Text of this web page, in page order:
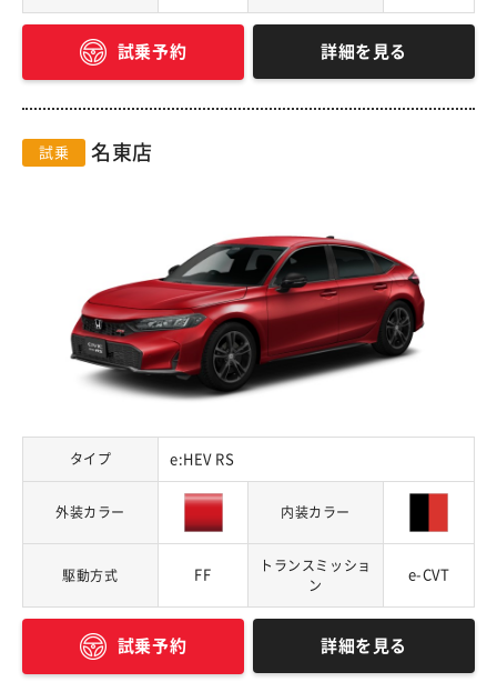
試乗予約 詳細を見る
試乗 名東店
タイプ e:HEV RS
外装カラー 内装カラー
駆動方式 FF
トランスミッショ
ン
e-CVT
試乗予約 詳細を見る